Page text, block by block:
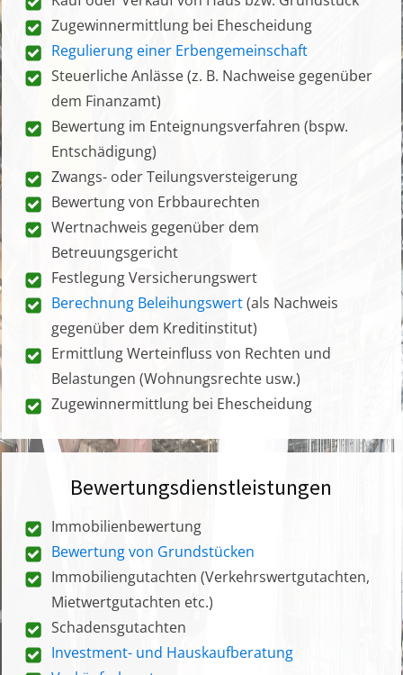
Zugewinnermittlung bei Ehescheidung
Regulierung einer Erbengemeinschaft
Steuerliche Anlässe (z. B. Nachweise gegenüber
dem Finanzamt)
Bewertung im Enteignungsverfahren (bspw.
Entschädigung)
Zwangs- oder Teilungsversteigerung
Bewertung von Erbbaurechten
Wertnachweis gegenüber dem
Betreuungsgericht
Festlegung Versicherungswert
Berechnung Beleihungswert(als Nachweis
gegenüber dem Kreditinstitut)
Ermittlung Werteinfluss von Rechten und
Belastungen (Wohnungsrechte usw.)
Zugewinnermittlung bei Ehescheidung
Bewertungsdienstleistungen
Immobilienbewertung
Bewertung von Grundstücken
Immobiliengutachten (Verkehrswertgutachten,
Mietwertgutachten etc.)
Schadensgutachten
Investment- und Hauskaufberatung